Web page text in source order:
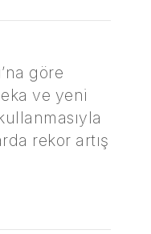
göre
ve yeni
rekor artış